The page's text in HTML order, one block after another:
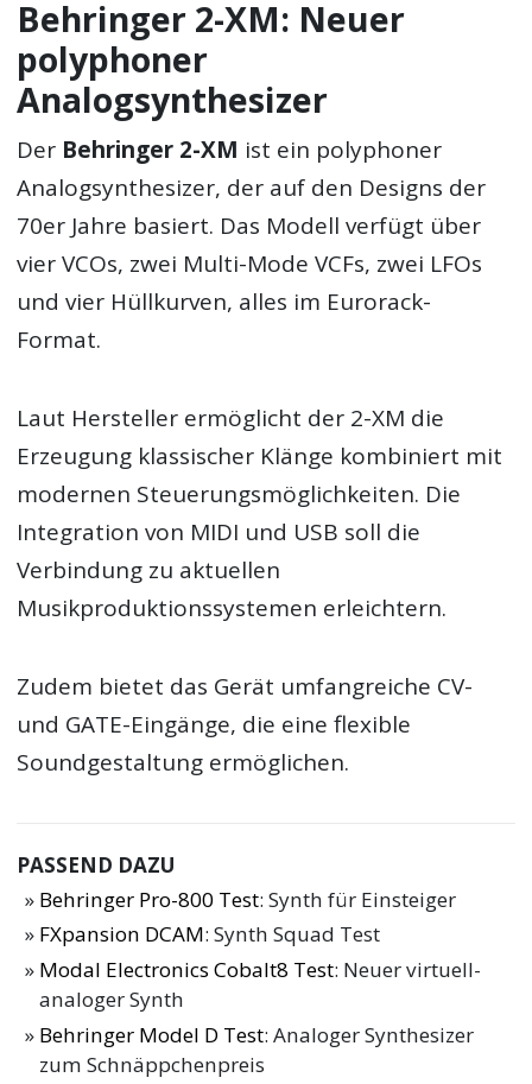
Behringer 2-XM: Neuer
polyphoner
Analogsynthesizer
Der Behringer 2-XM ist ein polyphoner
Analogsynthesizer, der auf den Designs der
70er Jahre basiert. Das Modell verfügt über
vier VCOs, zwei Multi-Mode VCFs, zwei LFOs
und vier Hüllkurven, alles im Eurorack-
Format.
Laut Hersteller ermöglicht der 2-XM die
Erzeugung klassischer Klänge kombiniert mit
modernen Steuerungsmöglichkeiten. Die
Integration von MIDI und USB soll die
Verbindung zu aktuellen
Musikproduktionssystemen erleichtern.
Zudem bietet das Gerät umfangreiche CV-
und GATE-Eingänge, die eine flexible
Soundgestaltung ermöglichen.
PASSEND DAZU
Behringer Pro-800 Test: Synth für Einsteiger
FXpansion DCAM: Synth Squad Test
Modal Electronics Cobalt8 Test: Neuer virtuell-
analoger Synth
Behringer Model D Test: Analoger Synthesizer
zum Schnäppchenpreis